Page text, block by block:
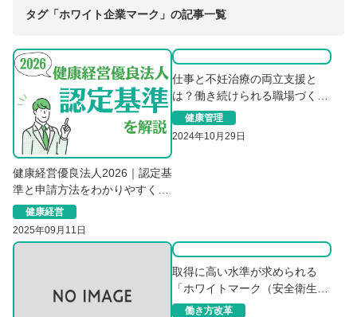
タグ「ホワイト企業マーク」の記事一覧
健康経営優良法人2026｜認定基
準と申請方法をわかりやすく解
説健康経営
2025年09月11日
仕事と不妊治療の両立支援と
は？働き続けられる職場づくり
のポイントを解説
健康管理
2024年10月29日
取得に高い水準が求められる
「ホワイトマーク（安全衛生優
良企業）」
働き方改革